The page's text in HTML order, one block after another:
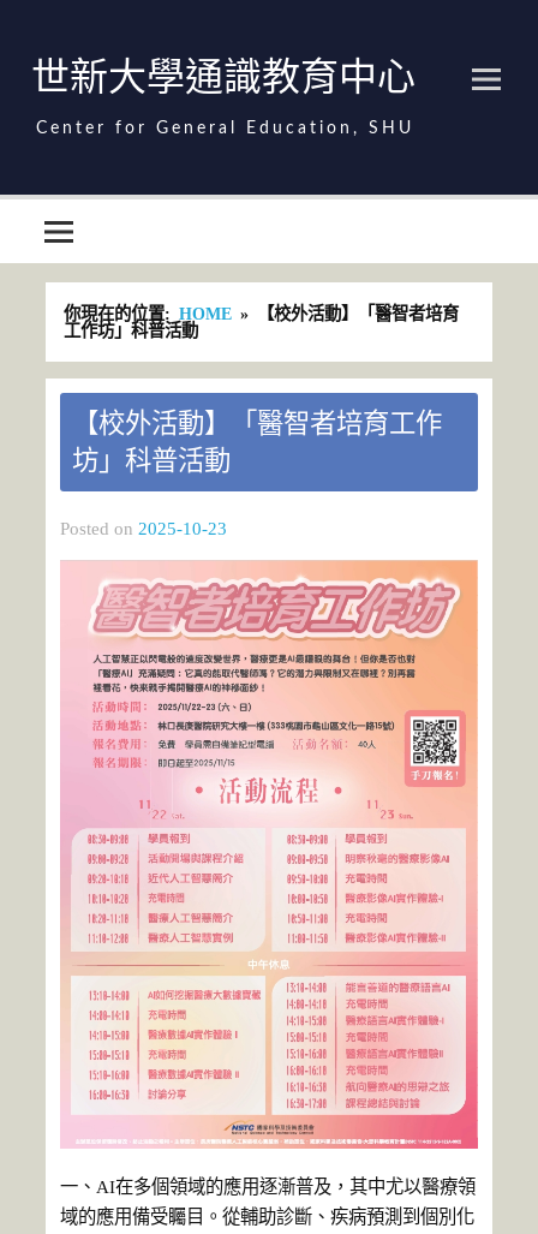
世新大學通識教育中心
你現在的位置: HOME
【校外活動】「醫智者培育
工作坊」科普活動
【校外活動】「醫智者培育工作
坊」科普活動
Posted on 2025-10-23
一、AI在多個領域的應用逐漸普及，其中尤以醫療領
域的應用備受矚目。從輔助診斷、疾病預測到個別化